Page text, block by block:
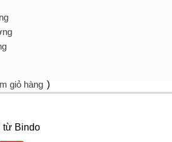
giỏ hàng )
từ Bindo